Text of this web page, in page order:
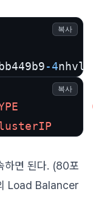
-4
복사
복사
하면 된다. (80포
Load Balancer